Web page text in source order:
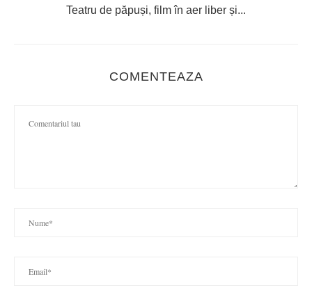
Teatru de păpuși, film în aer liber și...
COMENTEAZA